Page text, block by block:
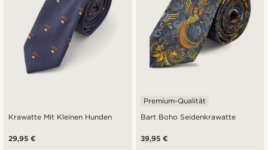
Krawatte Mit Kleinen Hunden
29,95 €
Bart Boho Seidenkrawatte
Premium-Qualität
39,95 €